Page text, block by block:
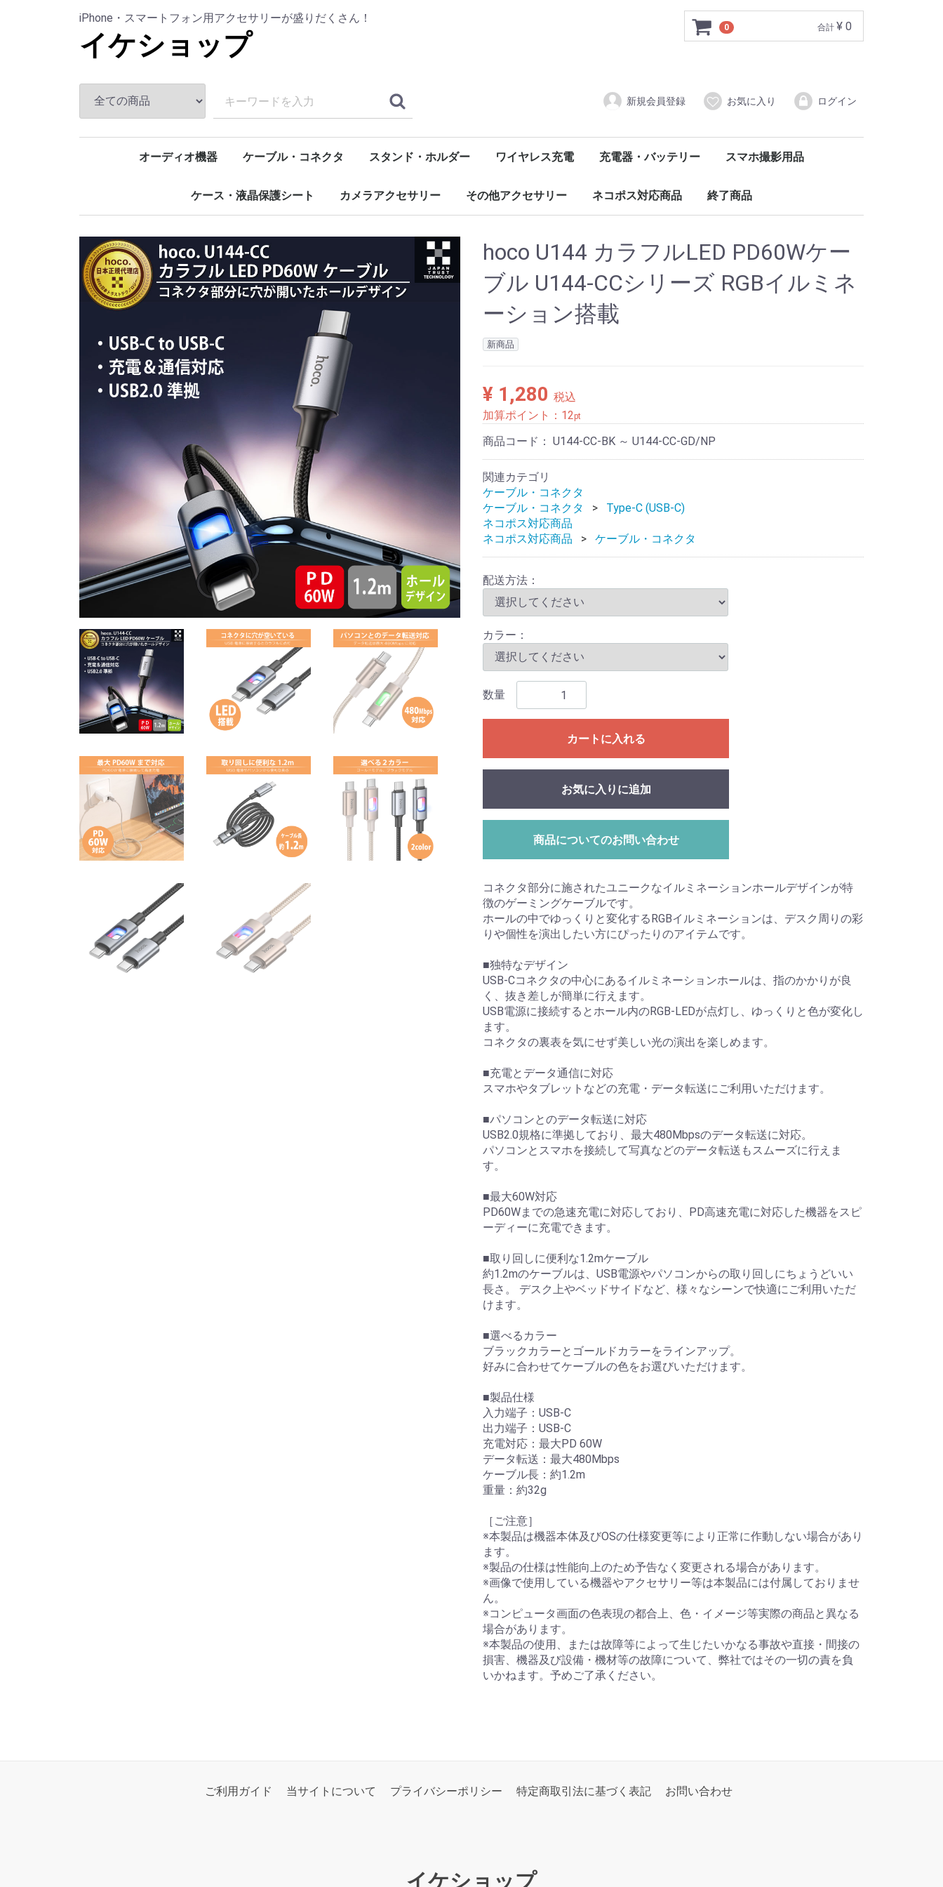
iPhone・スマートフォン用アクセサリーが盛りだくさん！
イケショップ
0 合計 ¥ 0
新規会員登録 お気に入り ログイン
オーディオ機器
イヤホン・ヘッドホン
ケーブル・コネクタ
マルチケーブル
Type-C (USB-C)
Lightning
microUSB
映像出力用
LAN
USBハブ・延長
変換アダプタ
スタンド・ホルダー ワイヤレス充電
レシーバー
デッキ
充電器・バッテリー
モバイルバッテリー
ACアダプタータイプ
車載用（DC12V）
充電クレードル
交換用バッテリー・電池
関連アクセサリー
スマホ撮影用品
クリップ・クランプ
スマホ三脚
ボディマウント
その他マウント
撮影用ライト
ケース・液晶保護シート カメラアクセサリー その他アクセサリー ネコポス対応商品 終了商品
hoco U144 カラフルLED PD60Wケー
ブル U144-CCシリーズ RGBイルミネ
ーション搭載
新商品
¥ 1,280 税込
加算ポイント： 12pt
商品コード： U144-CC-BK ～ U144-CC-GD/NP
関連カテゴリ
ケーブル・コネクタ
ケーブル・コネクタ
Type-C (USB-C)
ネコポス対応商品
ネコポス対応商品
ケーブル・コネクタ
配送方法：
カラー：
数量
カートに入れる
お気に入りに追加
商品についてのお問い合わせ
コネクタ部分に施されたユニークなイルミネーションホールデザインが特
徴のゲーミングケーブルです。
ホールの中でゆっくりと変化するRGBイルミネーションは、デスク周りの彩
りや個性を演出したい方にぴったりのアイテムです。
■独特なデザイン
USB-Cコネクタの中心にあるイルミネーションホールは、指のかかりが良
く、抜き差しが簡単に行えます。
USB電源に接続するとホール内のRGB-LEDが点灯し、ゆっくりと色が変化し
ます。
コネクタの裏表を気にせず美しい光の演出を楽しめます。
■充電とデータ通信に対応
スマホやタブレットなどの充電・データ転送にご利用いただけます。
■パソコンとのデータ転送に対応
USB2.0規格に準拠しており、最大480Mbpsのデータ転送に対応。
パソコンとスマホを接続して写真などのデータ転送もスムーズに行えま
す。
■最大60W対応
PD60Wまでの急速充電に対応しており、PD高速充電に対応した機器をスピ
ーディーに充電できます。
■取り回しに便利な1.2mケーブル
約1.2mのケーブルは、USB電源やパソコンからの取り回しにちょうどいい
長さ。 デスク上やベッドサイドなど、様々なシーンで快適にご利用いただ
けます。
■選べるカラー
ブラックカラーとゴールドカラーをラインアップ。
好みに合わせてケーブルの色をお選びいただけます。
■製品仕様
入力端子：USB-C
出力端子：USB-C
充電対応：最大PD 60W
データ転送：最大480Mbps
ケーブル長：約1.2m
重量：約32g
［ご注意］
※本製品は機器本体及びOSの仕様変更等により正常に作動しない場合があり
ます。
※製品の仕様は性能向上のため予告なく変更される場合があります。
※画像で使用している機器やアクセサリー等は本製品には付属しておりませ
ん。
※コンピュータ画面の色表現の都合上、色・イメージ等実際の商品と異なる
場合があります。
※本製品の使用、または故障等によって生じたいかなる事故や直接・間接の
損害、機器及び設備・機材等の故障について、弊社ではその一切の責を負
いかねます。予めご了承ください。
ご利用ガイド 当サイトについて プライバシーポリシー 特定商取引法に基づく表記 お問い合わせ
イケショップ